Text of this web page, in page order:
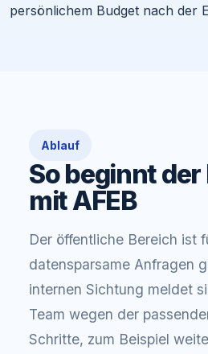
persönlichem Budget nach der
Ablauf
So beginnt
mit AFEB
Der öffentliche Bereich ist
datensparsame Anfragen
internen Sichtung meldet
Team wegen der
Schritte, zum Beispiel